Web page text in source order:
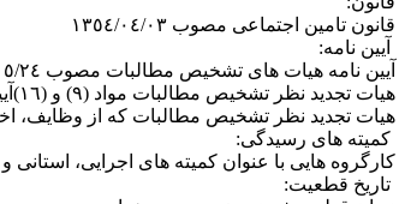
قانون تامین اجتماعی مصوب ٠٣‏‏‏‏‏‏‏‏‏‏/٠٤‏‏‏‏‏‏‏‏‏‏/١٣٥٤
‏‏‏‏‏‏‏‏ آیین نامه:
آیین نامه هیات های تشخیص مطالبات مصوب ٢٤‏‏‏‏‏‏‏‏‏‏/٠٥‏‏‏‏‏‏‏‏‏‏/١٣٧٣ شورای عالی تامین اجتماعی وقت و الحاقیه مورخ ٠١‏‏‏‏‏‏‏‏‏‏/٠٦‏‏‏‏‏‏‏‏‏‏/١٣٩٦ هیات امنای سازمان تامین اجتماعی.
‏‏‏‏‏‏‏‏هیات تجدید نظر تشخیص مطالبات مواد (٩) و (١٦)آیین نامه:
هیات تجدید نظر تشخیص مطالبات که از وظایف، اختیارات و شرایط
‏‏‏‏‏‏‏‏ کمیته های رسیدگی:
کارگروه‌ هایی با عنوان کمیته‌ های اجرایی، استانی و ستادی که در اجرای مفاد ماده (١٦) آیین ‌نامه در
‏‏‏‏‏‏‏‏‏‏ تاریخ قطعیت: